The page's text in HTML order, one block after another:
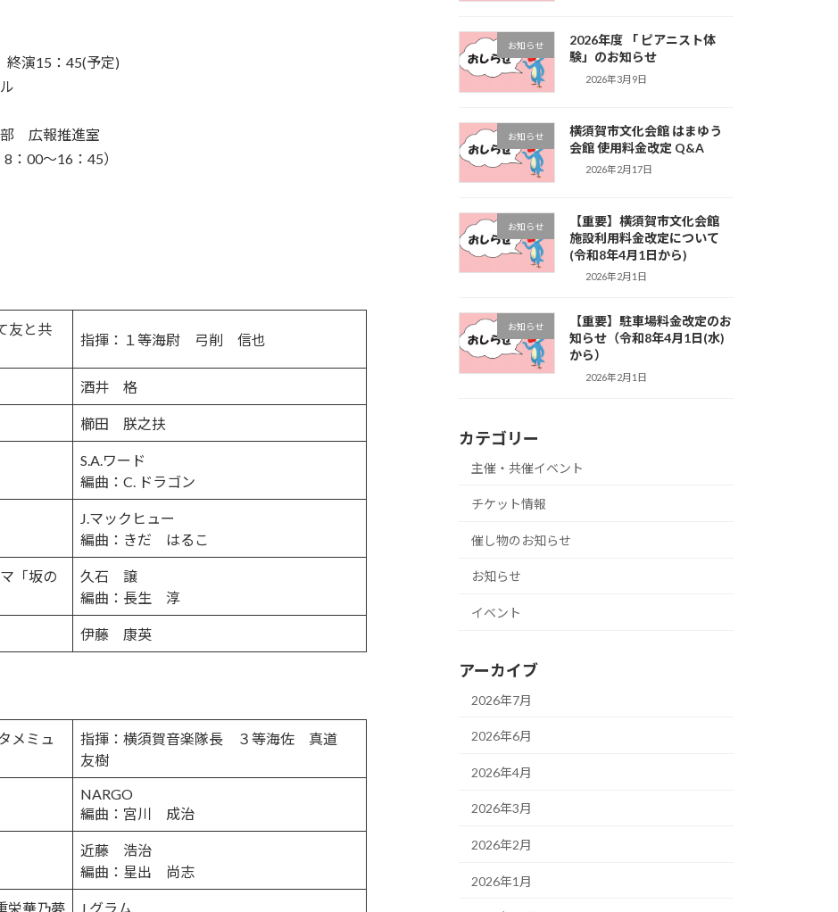
15：45(予定)
広報推進室
～16：45）
友と共
指揮：１等海尉 弓削 信也
酒井 格
櫛田 朕之扶
S.A.ワード
編曲：C. ドラゴン
J.マックヒュー
編曲：きだ はるこ
「坂の
久石 譲
編曲：長生 淳
伊藤 康英
メミュ
指揮：横須賀音楽隊長 ３等海佐 真道
友樹
NARGO
編曲：宮川 成治
近藤 浩治
編曲：星出 尚志
栄華乃夢
J.グラム
お知らせ
2026年度 「 ピアニスト体
験」のお知らせ
2026年3月9日
お知らせ
横須賀市文化会館 はまゆう
会館 使用料金改定 Q&A
2026年2月17日
お知らせ
【重要】横須賀市文化会館
施設利用料金改定について
(令和8年4月1日から)
2026年2月1日
お知らせ
【重要】駐車場料金改定のお
知らせ（令和8年4月1日(水)
から）
2026年2月1日
カテゴリー
主催・共催イベント
チケット情報
催し物のお知らせ
お知らせ
イベント
アーカイブ
2026年7月
2026年6月
2026年4月
2026年3月
2026年2月
2026年1月